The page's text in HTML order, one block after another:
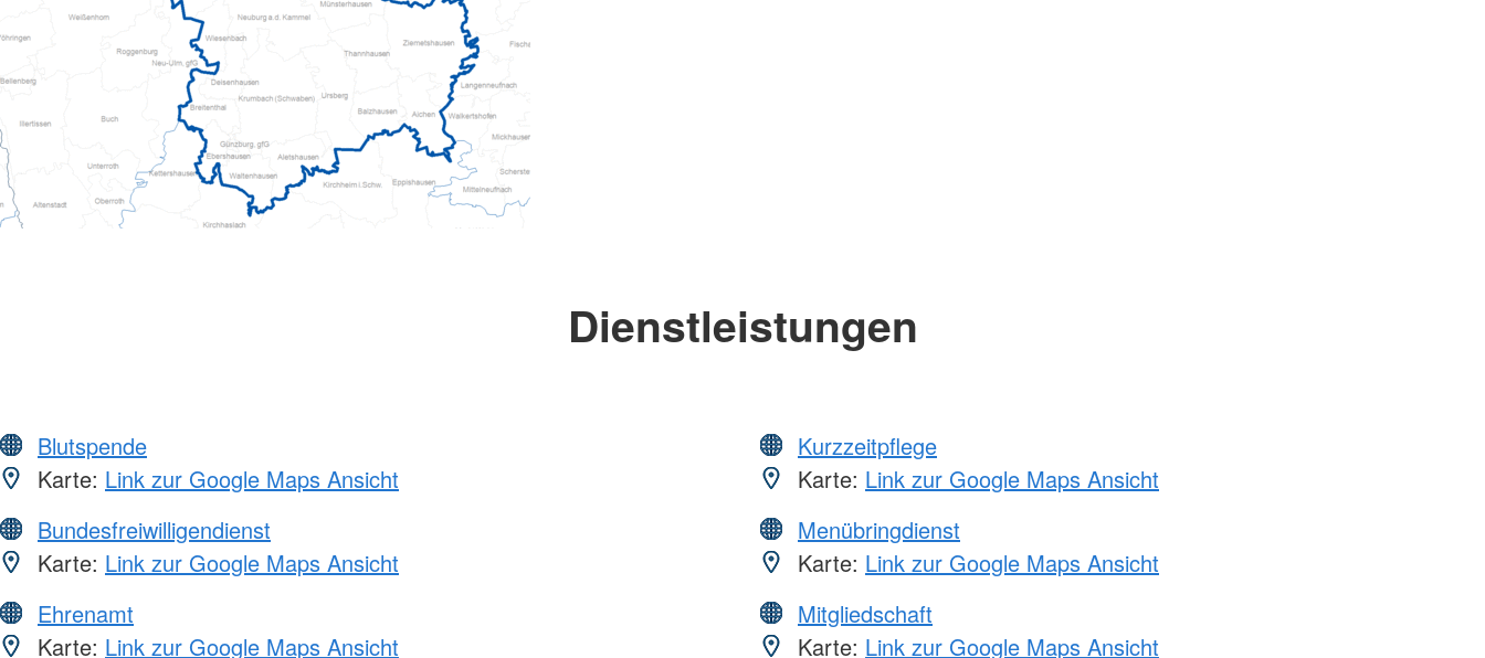
Dienstleistungen
Blutspende
Karte: Link zur Google Maps Ansicht
Bundesfreiwilligendienst
Karte: Link zur Google Maps Ansicht
Ehrenamt
Karte: Link zur Google Maps Ansicht
Kurzzeitpflege
Karte: Link zur Google Maps Ansicht
Menübringdienst
Karte: Link zur Google Maps Ansicht
Mitgliedschaft
Karte: Link zur Google Maps Ansicht